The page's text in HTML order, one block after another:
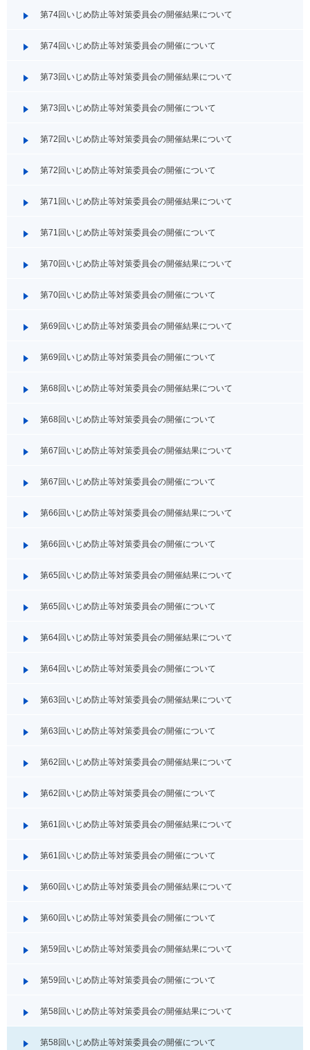
第74回いじめ防止等対策委員会の開催結果について
第74回いじめ防止等対策委員会の開催について
第73回いじめ防止等対策委員会の開催結果について
第73回いじめ防止等対策委員会の開催について
第72回いじめ防止等対策委員会の開催結果について
第72回いじめ防止等対策委員会の開催について
第71回いじめ防止等対策委員会の開催結果について
第71回いじめ防止等対策委員会の開催について
第70回いじめ防止等対策委員会の開催結果について
第70回いじめ防止等対策委員会の開催について
第69回いじめ防止等対策委員会の開催結果について
第69回いじめ防止等対策委員会の開催について
第68回いじめ防止等対策委員会の開催結果について
第68回いじめ防止等対策委員会の開催について
第67回いじめ防止等対策委員会の開催結果について
第67回いじめ防止等対策委員会の開催について
第66回いじめ防止等対策委員会の開催結果について
第66回いじめ防止等対策委員会の開催について
第65回いじめ防止等対策委員会の開催結果について
第65回いじめ防止等対策委員会の開催について
第64回いじめ防止等対策委員会の開催結果について
第64回いじめ防止等対策委員会の開催について
第63回いじめ防止等対策委員会の開催結果について
第63回いじめ防止等対策委員会の開催について
第62回いじめ防止等対策委員会の開催結果について
第62回いじめ防止等対策委員会の開催について
第61回いじめ防止等対策委員会の開催結果について
第61回いじめ防止等対策委員会の開催について
第60回いじめ防止等対策委員会の開催結果について
第60回いじめ防止等対策委員会の開催について
第59回いじめ防止等対策委員会の開催結果について
第59回いじめ防止等対策委員会の開催について
第58回いじめ防止等対策委員会の開催結果について
第58回いじめ防止等対策委員会の開催について